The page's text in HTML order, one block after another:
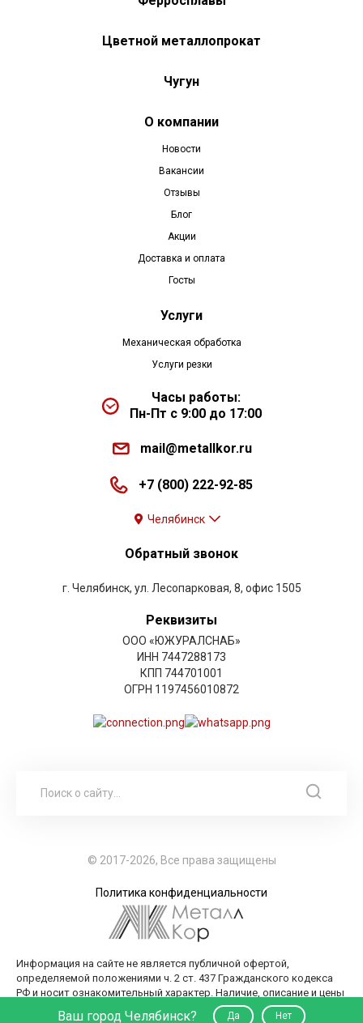
Цветной металлопрокат
Чугун
О компании
Новости
Вакансии
Отзывы
Блог
Акции
Доставка и оплата
Госты
Услуги
Механическая обработка
Услуги резки
Часы работы:
Пн-Пт с 9:00 до 17:00
mail@metallkor.ru
+7 (800) 222-92-85
Челябинск
Ваш город Челябинск? Да Нет
Обратный звонок
г. Челябинск, ул. Лесопарковая, 8, офис 1505
Реквизиты
ООО «ЮЖУРАЛСНАБ»
ИНН 7447288173
КПП 744701001
ОГРН 1197456010872
© 2017-2026, Все права защищены
Политика конфиденциальности
Информация на сайте не является публичной офертой,
определяемой положениями ч. 2 ст. 437 Гражданского кодекса
РФ и носит ознакомительный характер. Наличие, описание и цены
уточняйте у менеджеров по телефону или в заявке.